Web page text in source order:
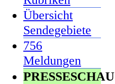
Übersicht
Sendegebiete
756
Meldungen
PRESSESCHAU